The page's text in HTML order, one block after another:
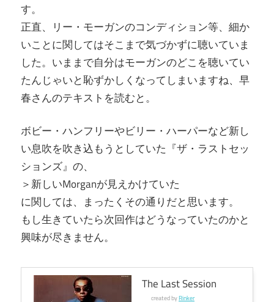
す。
正直、リー・モーガンのコンディション等、細か
いことに関してはそこまで気づかずに聴いていま
した。いままで自分はモーガンのどこを聴いてい
たんじゃいと恥ずかしくなってしまいますね、早
春さんのテキストを読むと。
ボビー・ハンフリーやビリー・ハーパーなど新し
い息吹を吹き込もうとしていた『ザ・ラストセッ
ションズ』の、
＞新しいMorganが見えかけていた
に関しては、まったくその通りだと思います。
もし生きていたら次回作はどうなっていたのかと
興味が尽きません。
The Last Session
created byRinker